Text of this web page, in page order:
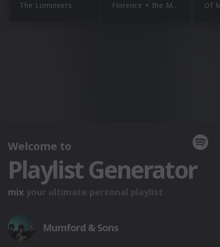
The Lumineers Florence + the Machine